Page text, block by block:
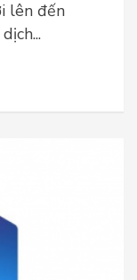
lên đến